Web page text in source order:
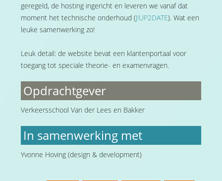
geregeld, de hosting ingericht en leveren we vanaf dat
moment het technische onderhoud (J!UP2DATE). Wat een
leuke samenwerking zo!
Leuk detail: de website bevat een klantenportaal voor
toegang tot speciale theorie- en examenvragen.
Opdrachtgever
Verkeersschool Van der Lees en Bakker
In samenwerking met
Yvonne Hoving (design & development)